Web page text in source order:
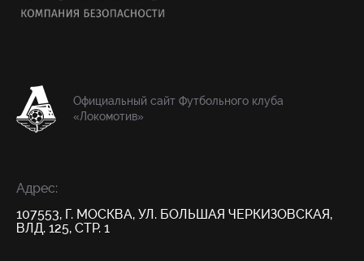
Официальный сайт Футбольного клуба
«Локомотив»
Адрес:
107553, Г. МОСКВА, УЛ. БОЛЬШАЯ ЧЕРКИЗОВСКАЯ,
ВЛД. 125, СТР. 1